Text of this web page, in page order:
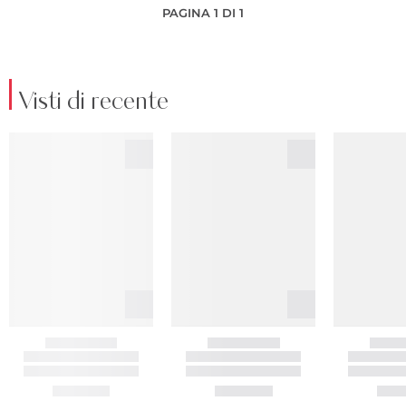
PAGINA 1 DI 1
Visti di recente